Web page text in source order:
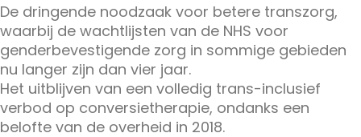
De dringende noodzaak voor betere transzorg,
waarbij de wachtlijsten van de NHS voor
genderbevestigende zorg in sommige gebieden
nu langer zijn dan vier jaar.
Het uitblijven van een volledig trans-inclusief
verbod op conversietherapie, ondanks een
belofte van de overheid in 2018.